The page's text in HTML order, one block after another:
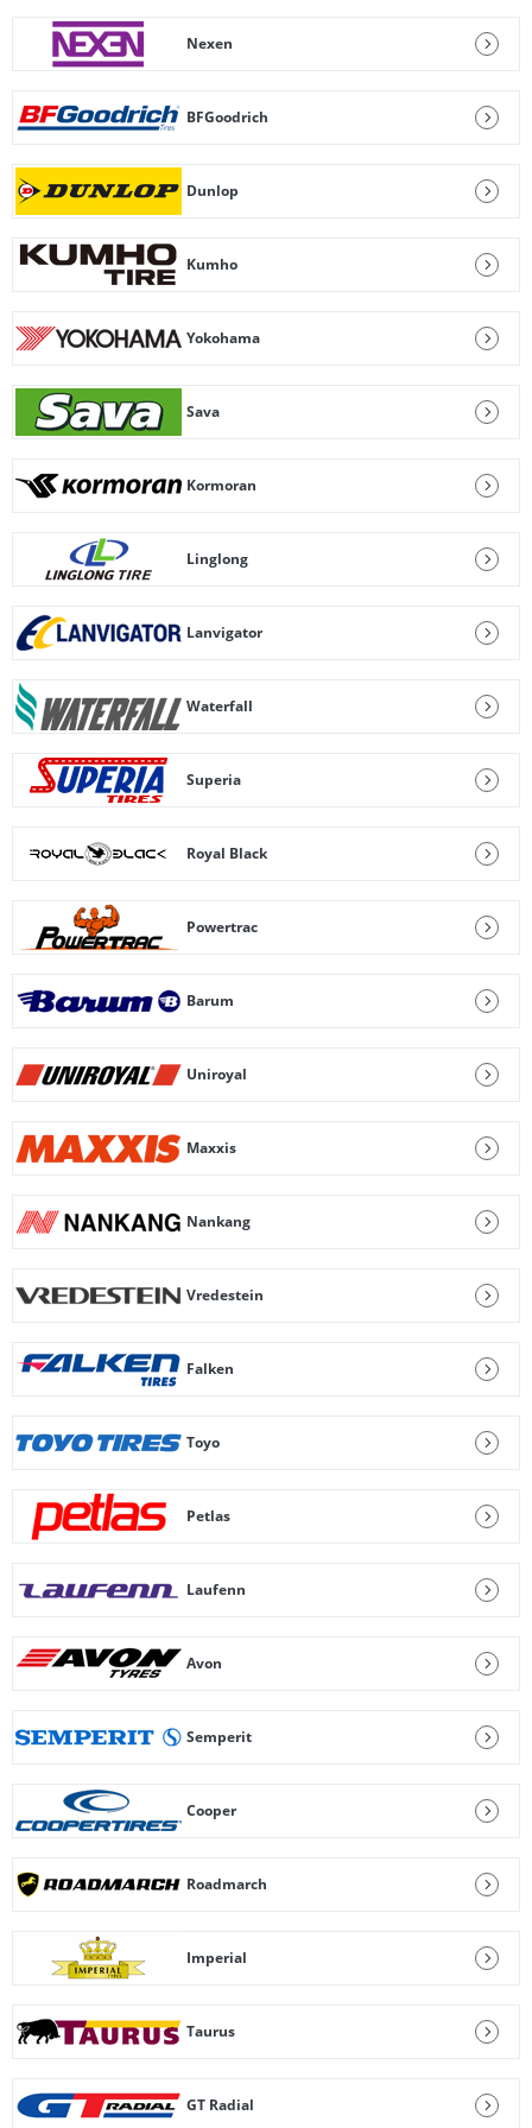
Nexen
BFGoodrich
Dunlop
Kumho
Yokohama
Sava
Kormoran
Linglong
Lanvigator
Waterfall
Superia
Royal Black
Powertrac
Barum
Uniroyal
Maxxis
Nankang
Vredestein
Falken
Toyo
Petlas
Laufenn
Avon
Semperit
Cooper
Roadmarch
Imperial
Taurus
GT Radial